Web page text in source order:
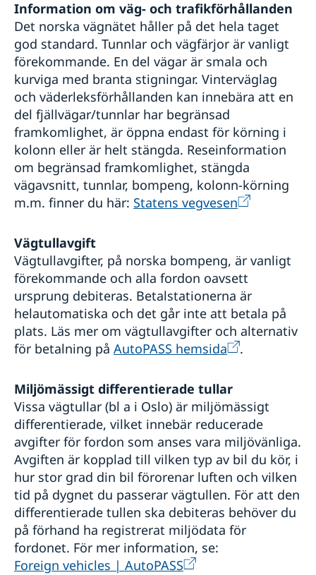
Information om väg- och trafikförhållanden
Det norska vägnätet håller på det hela taget
god standard. Tunnlar och vägfärjor är vanligt
förekommande. En del vägar är smala och
kurviga med branta stigningar. Vinterväglag
och väderleksförhållanden kan innebära att en
del fjällvägar/tunnlar har begränsad
framkomlighet, är öppna endast för körning i
kolonn eller är helt stängda. Reseinformation
om begränsad framkomlighet, stängda
vägavsnitt, tunnlar, bompeng, kolonn-körning
m.m. finner du här: Statens vegvesen
Vägtullavgift
Vägtullavgifter, på norska bompeng, är vanligt
förekommande och alla fordon oavsett
ursprung debiteras. Betalstationerna är
helautomatiska och det går inte att betala på
plats. Läs mer om vägtullavgifter och alternativ
för betalning på AutoPASS hemsida .
Miljömässigt differentierade tullar
Vissa vägtullar (bl a i Oslo) är miljömässigt
differentierade, vilket innebär reducerade
avgifter för fordon som anses vara miljövänliga.
Avgiften är kopplad till vilken typ av bil du kör, i
hur stor grad din bil förorenar luften och vilken
tid på dygnet du passerar vägtullen. För att den
differentierade tullen ska debiteras behöver du
på förhand ha registrerat miljödata för
fordonet. För mer information, se:
Foreign vehicles | AutoPASS